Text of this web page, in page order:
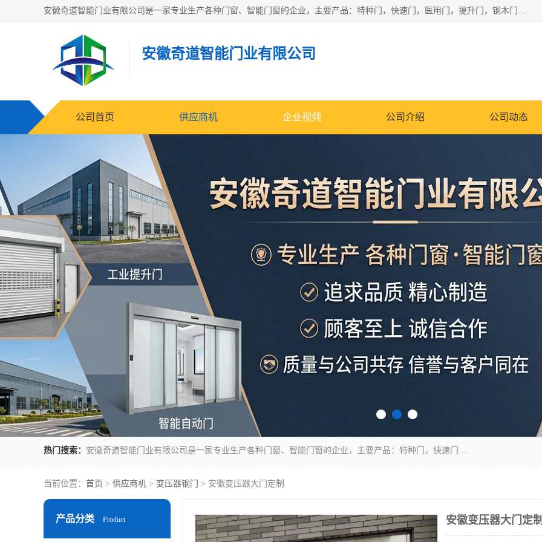
安徽奇道智能门业有限公司是一家专业生产各种门窗、智能门窗的企业，主要产品：特种门，快速门，医用门，提升门，钢木门，智能道闸，钢大门，平移门，卷帘门，保温门，钢制自由门，防火门等，欢迎前来咨询采购。
安徽奇道智能门业有限公司
公司首页 供应商机 企业视频 公司介绍 公司动态
热门搜索： 安徽奇道智能门业有限公司是一家专业生产各种门窗、智能门窗的企业，主要产品：特种门，快速门，医用门，提升门，钢木门，智能道闸，钢大门，平移门，卷帘门，保温门，钢制自由门，防火门等，欢迎前来咨询采购。
当前位置： 首页 > 供应商机 > 变压器钢门 > 安徽变压器大门定制
产品分类 Product 安徽变压器大门定